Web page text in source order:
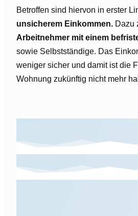
Betroffen sind hiervon in erster
unsicherem Einkommen. Dazu
Arbeitnehmer mit einem
sowie Selbstständige. Das
weniger sicher und damit ist die
Wohnung zukünftig nicht mehr